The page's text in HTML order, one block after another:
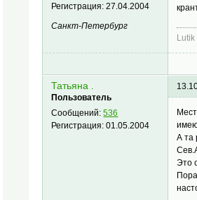
Регистрация:27.04.2004
Санкт-Петербург
Lutik
Татьяна .
Пользователь
Сообщений:536
Регистрация:01.05.2004
А та
Это